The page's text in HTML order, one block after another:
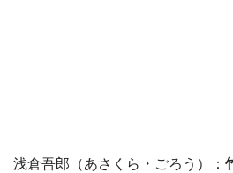
浅倉吾郎（あさくら・ごろう）：